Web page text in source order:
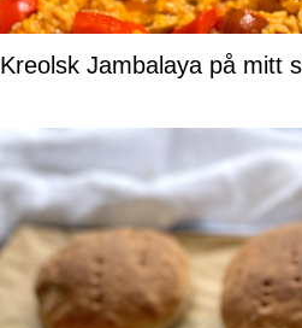
Kreolsk Jambalaya på mitt